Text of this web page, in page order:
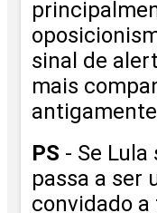
sinal de
mais
PS - Se Lula
passa a ser
convidado a